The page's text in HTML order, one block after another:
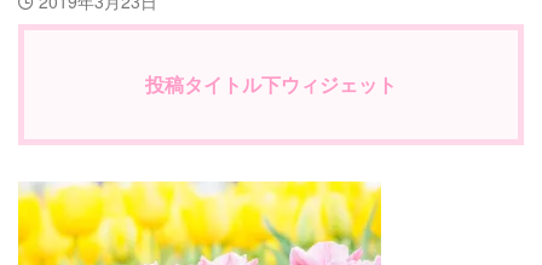
投稿タイトル下ウィジェット